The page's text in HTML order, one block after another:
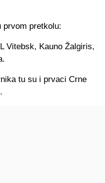
prvom pretkolu:
Vitebsk, Kauno Žalgiris,
tu su i prvaci Crne